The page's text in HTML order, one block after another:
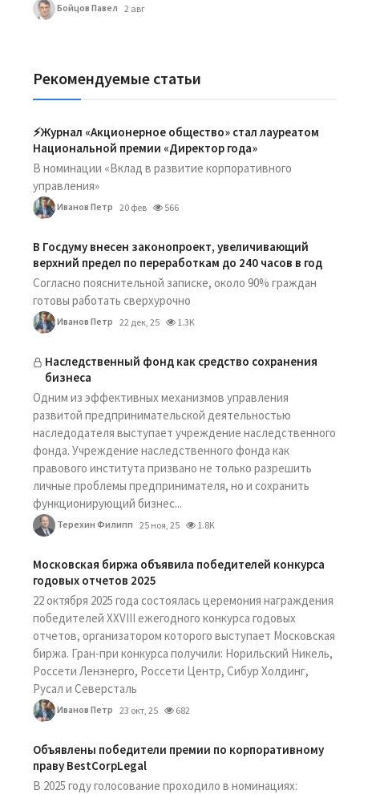
Бойцов Павел 2 авг
Рекомендуемые статьи
⚡️Журнал «Акционерное общество» стал лауреатом
Национальной премии «Директор года»
В номинации «Вклад в развитие корпоративного
управления»
Иванов Петр 20 фев 566
В Госдуму внесен законопроект, увеличивающий
верхний предел по переработкам до 240 часов в год
Согласно пояснительной записке, около 90% граждан
готовы работать сверхурочно
Иванов Петр 22 дек, 25 1.3K
Наследственный фонд как средство сохранения
бизнеса
Одним из эффективных механизмов управления
развитой предпринимательской деятельностью
наследодателя выступает учреждение наследственного
фонда. Учреждение наследственного фонда как
правового института призвано не только разрешить
личные проблемы предпринимателя, но и сохранить
функционирующий бизнес...
Терехин Филипп 25 ноя, 25 1.8K
Московская биржа объявила победителей конкурса
годовых отчетов 2025
22 октября 2025 года состоялась церемония награждения
победителей XXVIII ежегодного конкурса годовых
отчетов, организатором которого выступает Московская
биржа. Гран-при конкурса получили: Норильский Никель,
Россети Ленэнерго, Россети Центр, Сибур Холдинг,
Русал и Северсталь
Иванов Петр 23 окт, 25 682
Объявлены победители премии по корпоративному
праву BestCorpLegal
В 2025 году голосование проходило в номинациях: